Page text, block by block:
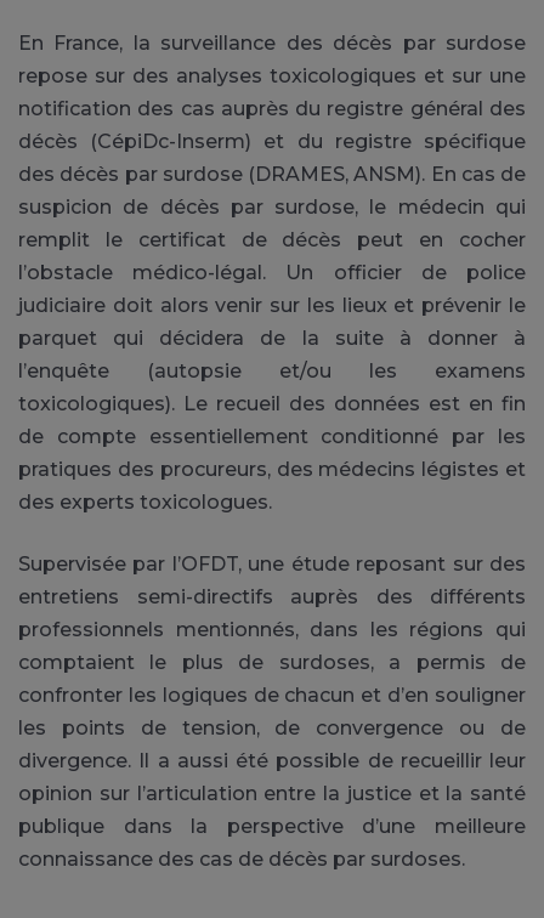
En France, la surveillance des décès par surdose
repose sur des analyses toxicologiques et sur une
notification des cas auprès du registre général des
décès (CépiDc-Inserm) et du registre spécifique
des décès par surdose (DRAMES, ANSM). En cas de
suspicion de décès par surdose, le médecin qui
remplit le certificat de décès peut en cocher
l’obstacle médico-légal. Un officier de police
judiciaire doit alors venir sur les lieux et prévenir le
parquet qui décidera de la suite à donner à
l’enquête (autopsie et/ou les examens
toxicologiques). Le recueil des données est en fin
de compte essentiellement conditionné par les
pratiques des procureurs, des médecins légistes et
des experts toxicologues.
Supervisée par l’OFDT, une étude reposant sur des
entretiens semi-directifs auprès des différents
professionnels mentionnés, dans les régions qui
comptaient le plus de surdoses, a permis de
confronter les logiques de chacun et d’en souligner
les points de tension, de convergence ou de
divergence. Il a aussi été possible de recueillir leur
opinion sur l’articulation entre la justice et la santé
publique dans la perspective d’une meilleure
connaissance des cas de décès par surdoses.